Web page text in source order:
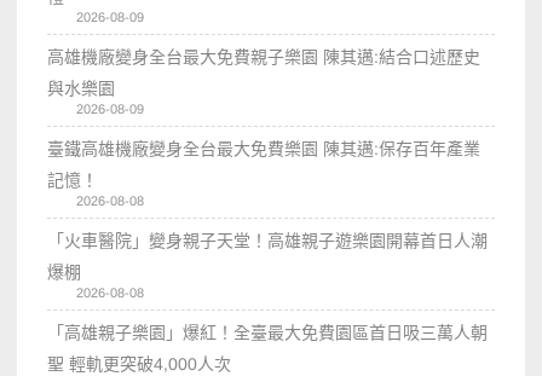
2026-08-09
高雄機廠變身全台最大免費親子樂園 陳其邁:結合口述歷史
與水樂園
2026-08-09
臺鐵高雄機廠變身全台最大免費樂園 陳其邁:保存百年產業
記憶！
2026-08-08
「火車醫院」變身親子天堂！高雄親子遊樂園開幕首日人潮
爆棚
2026-08-08
「高雄親子樂園」爆紅！全臺最大免費園區首日吸三萬人朝
聖 輕軌更突破4,000人次